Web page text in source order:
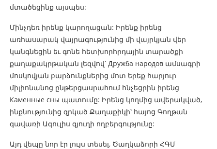
մտածեցինք այսպես:
Մինչդեռ իրենք կարողացան: Իրենք իրենց
առհասարակ վայրագությունից մի վայրկյան վեր
կանգնեցին եւ գոնե հետխորհրդային տարածքի
քաղաքակրթական լեզվով՝ Дружба народов ամսագրի
մոսկովյան բարձունքներից մոտ երեք հարյուր
միլիոնանոց ընթերցասրահում հնչեցրին իրենց
Каменные сны պատումը: Իրենց կողմից ավերակված,
ինքնությունից զրկած Քաղաքիկի՝ հայոց Գողթան
գավառի Ագուլիս գյուղի ողբերգությունը:
Այդ վեպը նոր էր լույս տեսել, Ծաղկաձորի ՀԳՄ